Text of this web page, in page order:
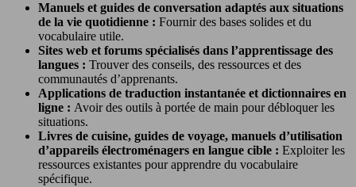
Manuels et guides de conversation adaptés aux situations
de la vie quotidienne : Fournir des bases solides et du
vocabulaire utile.
Sites web et forums spécialisés dans l’apprentissage des
langues : Trouver des conseils, des ressources et des
communautés d’apprenants.
Applications de traduction instantanée et dictionnaires en
ligne : Avoir des outils à portée de main pour débloquer les
situations.
Livres de cuisine, guides de voyage, manuels d’utilisation
d’appareils électroménagers en langue cible : Exploiter les
ressources existantes pour apprendre du vocabulaire
spécifique.